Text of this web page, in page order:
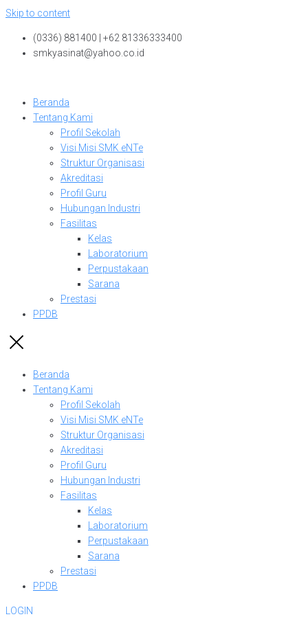
Skip to content
(0336) 881400 | +62 81336333400
smkyasinat@yahoo.co.id
Beranda
Tentang Kami
Profil Sekolah
Visi Misi SMK eNTe
Struktur Organisasi
Akreditasi
Profil Guru
Hubungan Industri
Fasilitas
Kelas
Laboratorium
Perpustakaan
Sarana
Prestasi
PPDB
Beranda
Tentang Kami
Profil Sekolah
Visi Misi SMK eNTe
Struktur Organisasi
Akreditasi
Profil Guru
Hubungan Industri
Fasilitas
Kelas
Laboratorium
Perpustakaan
Sarana
Prestasi
PPDB
LOGIN